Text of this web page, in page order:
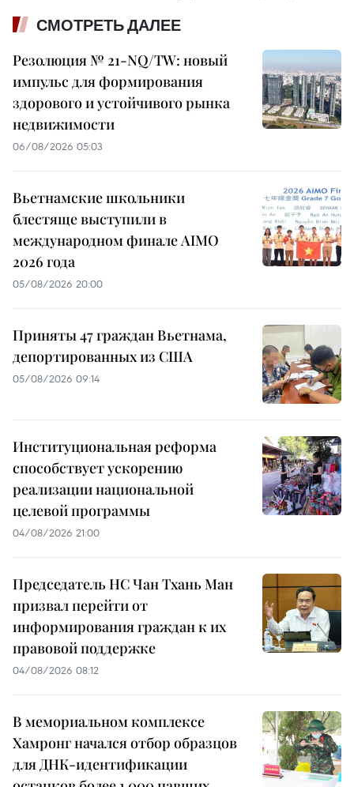
СМОТРЕТЬ ДАЛЕЕ
Резолюция № 21-NQ/TW: новый
импульс для формирования
здорового и устойчивого рынка
недвижимости
06/08/2026 05:03
Вьетнамские школьники
блестяще выступили в
международном финале AIMO
2026 года
05/08/2026 20:00
Приняты 47 граждан Вьетнама,
депортированных из США
05/08/2026 09:14
Институциональная реформа
способствует ускорению
реализации национальной
целевой программы
04/08/2026 21:00
Председатель НС Чан Тхань Ман
призвал перейти от
информирования граждан к их
правовой поддержке
04/08/2026 08:12
В мемориальном комплексе
Хамронг начался отбор образцов
для ДНК-идентификации